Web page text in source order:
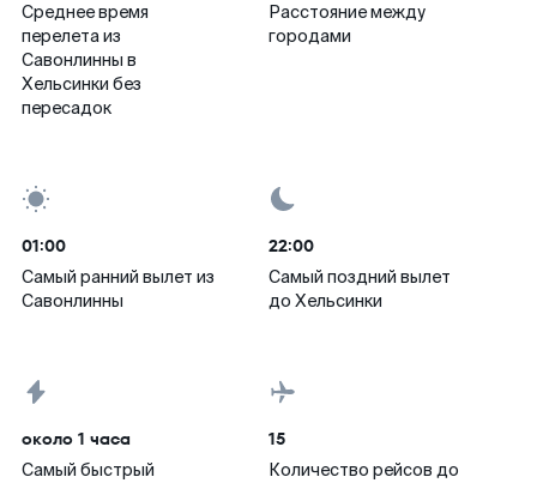
Среднее время
перелета из
Савонлинны в
Хельсинки без
пересадок
Расстояние между
городами
01:00
Самый ранний вылет из
Савонлинны
22:00
Самый поздний вылет
до Хельсинки
около 1 часа
Самый быстрый
15
Количество рейсов до